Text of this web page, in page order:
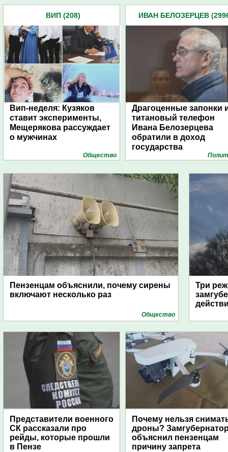
ВИП (208)
Вип-неделя: Кузяков
ставит эксперименты,
Мещерякова рассуждает
о мужчинах
Общество
ИВАН БЕЛОЗЕРЦЕВ
Драгоценные запонки
титановый телефон
Ивана Белозерцева
обратили в доход
государства
Пензенцам объяснили, почему сирены
включают несколько раз
Общество
Три
Представители военного
СК рассказали про
рейды, которые прошли
в Пензе
Почему нельзя
дроны?
объяснил пензенцам
причину запрета